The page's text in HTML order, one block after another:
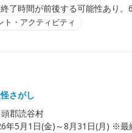
了時間が前後する可能性あり。
ト・アクティビティ
さがし
郡読谷村
年5月1日(金)～8月31日(月) ※最